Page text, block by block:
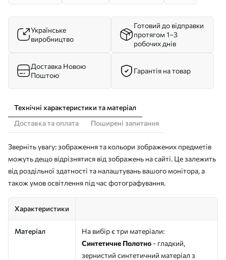
Українське
виробництво
Готовий до відправки
протягом 1–3
робочих днів
Доставка Новою
Поштою
Гарантія на товар
Технічні характеристики та матеріал
Доставка та оплата
Поширені запитання
Зверніть увагу: зображення та кольори зображених предметів
можуть дещо відрізнятися від зображень на сайті. Це залежить
від роздільної здатності та налаштувань вашого монітора, а
також умов освітлення під час фотографування.
Характеристики
Матеріал
На вибір є три матеріали:
Синтетичне Полотно - гладкий,
зернистий синтетичний матеріал з